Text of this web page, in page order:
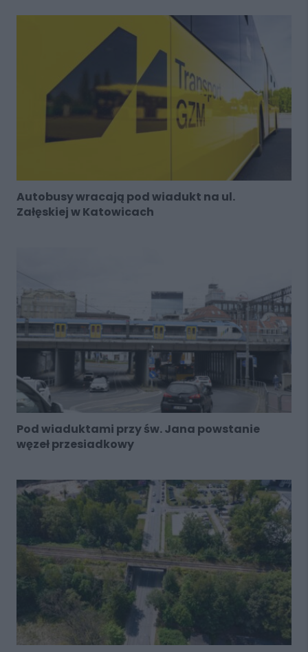
Autobusy wracają pod wiadukt na ul.
Załęskiej w Katowicach
Pod wiaduktami przy św. Jana powstanie
węzeł przesiadkowy